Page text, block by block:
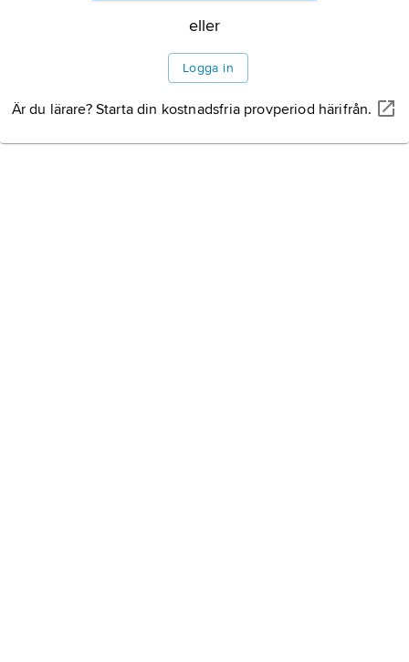
eller
Logga in
Är du lärare? Starta din kostnadsfria provperiod härifrån.